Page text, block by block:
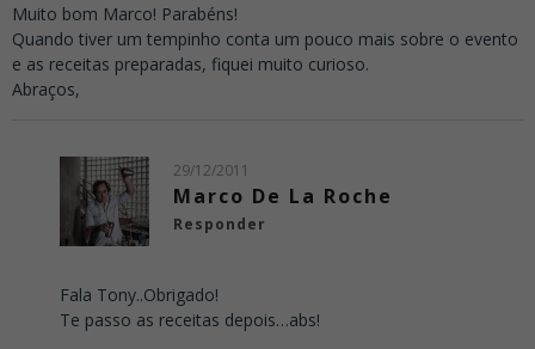
Muito bom Marco! Parabéns!
Quando tiver um tempinho conta um pouco mais sobre o evento
e as receitas preparadas, fiquei muito curioso.
Abraços,
29/12/2011
Marco De La Roche
Responder
Fala Tony..Obrigado!
Te passo as receitas depois…abs!